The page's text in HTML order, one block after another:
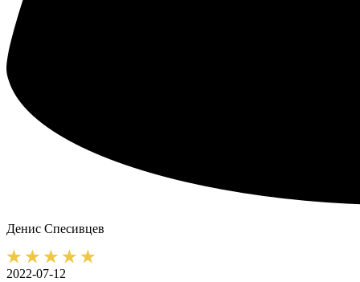
Денис Спесивцев
2022-07-12